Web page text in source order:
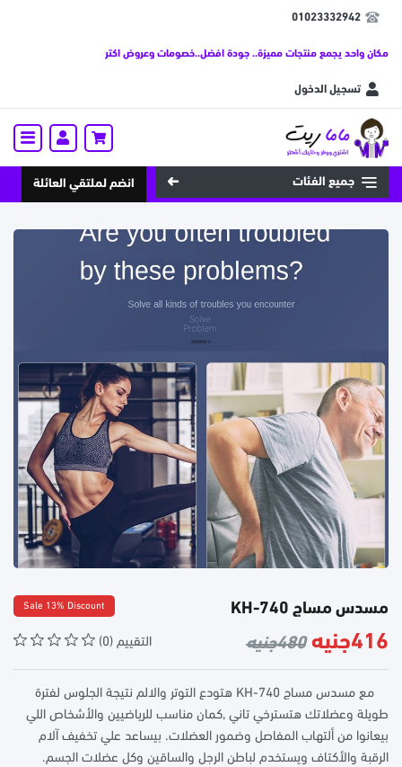
01023332942
مكان واحد يجمع منتجات مميزة.. جودة افضل..خصومات وعروض اكتر
تسجيل الدخول
جميع الفئات انضم لملتقي العائلة
Sale 13% Discount مسدس مساج KH-740
416جنيه 480جنيه التقييم (0)
مع مسدس مساج KH-740 هتودع التوتر والالم نتيجة الجلوس لفترة
طويلة وعضلاتك هتسترخي تاني ,كمان مناسب للرياضيين والأشخاص اللي
بيعانوا من ألتهاب المفاصل وضمور العضلات. بيساعد علي تخفيف آلام
الرقبة والأكتاف ويستخدم لباطن الرجل والساقين وكل عضلات الجسم.